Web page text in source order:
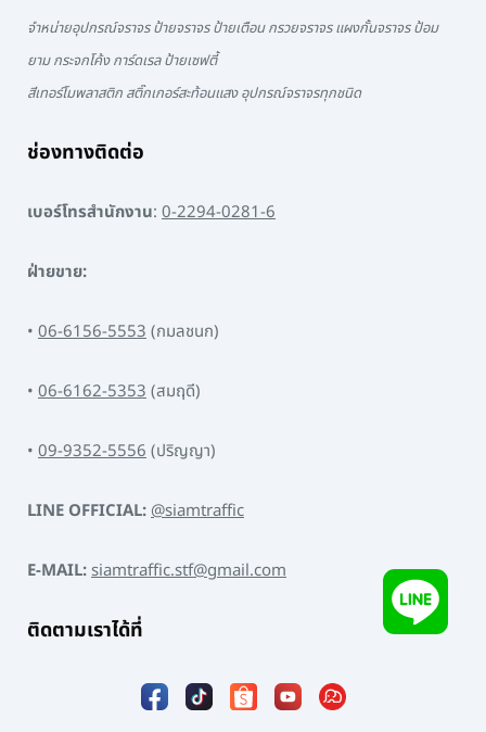
จำหน่ายอุปกรณ์จราจร ป้ายจราจร ป้ายเตือน กรวยจราจร แผงกั้นจราจร ป้อม
ยาม กระจกโค้ง การ์ดเรล ป้ายเซฟตี้
สีเทอร์โมพลาสติก สติ๊กเกอร์สะท้อนแสง อุปกรณ์จราจรทุกชนิด
ช่องทางติดต่อ
เบอร์โทรสำนักงาน: 0-2294-0281-6
ฝ่ายขาย:
• 06-6156-5553(กมลชนก)
• 06-6162-5353(สมฤดี)
• 09-9352-5556(ปริญญา)
LINE OFFICIAL:@siamtraffic
E-MAIL:siamtraffic.stf@gmail.com
ติดตามเราได้ที่